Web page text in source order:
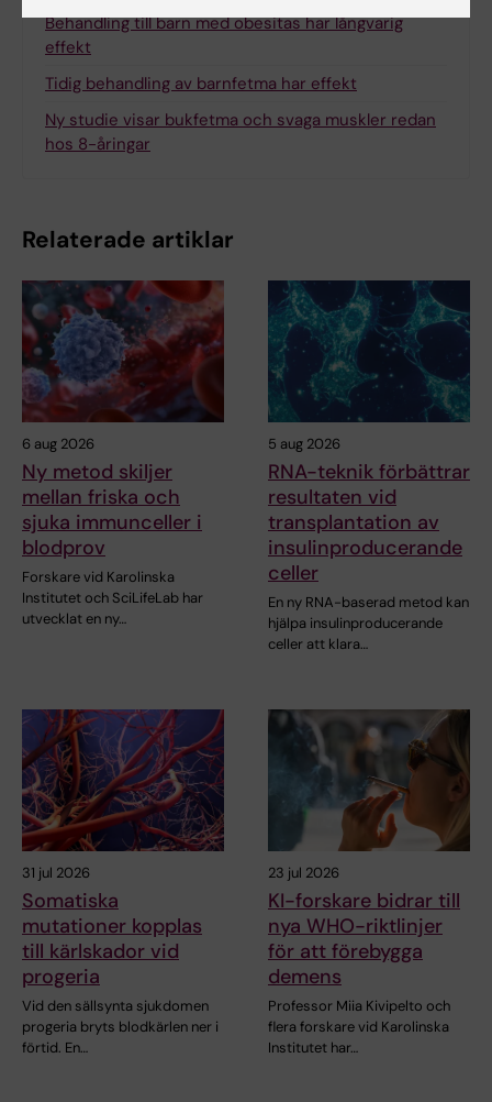
Behandling till barn med obesitas har långvarig
effekt
Tidig behandling av barnfetma har effekt
Ny studie visar bukfetma och svaga muskler redan
hos 8-åringar
Relaterade artiklar
6 aug 2026
Ny metod skiljer
mellan friska och
sjuka immunceller i
blodprov
Forskare vid Karolinska
Institutet och SciLifeLab har
utvecklat en ny…
5 aug 2026
RNA-teknik förbättrar
resultaten vid
transplantation av
insulinproducerande
celler
En ny RNA-baserad metod kan
hjälpa insulinproducerande
celler att klara…
31 jul 2026
Somatiska
mutationer kopplas
till kärlskador vid
progeria
Vid den sällsynta sjukdomen
progeria bryts blodkärlen ner i
förtid. En…
23 jul 2026
KI-forskare bidrar till
nya WHO-riktlinjer
för att förebygga
demens
Professor Miia Kivipelto och
flera forskare vid Karolinska
Institutet har…